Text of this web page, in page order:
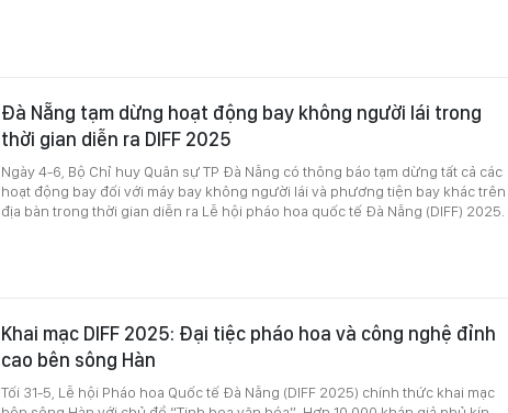
Đà Nẵng tạm dừng hoạt động bay không người lái trong
thời gian diễn ra DIFF 2025
Ngày 4-6, Bộ Chỉ huy Quân sự TP Đà Nẵng có thông báo tạm dừng tất cả các
hoạt động bay đối với máy bay không người lái và phương tiện bay khác trên
địa bàn trong thời gian diễn ra Lễ hội pháo hoa quốc tế Đà Nẵng (DIFF) 2025.
Khai mạc DIFF 2025: Đại tiệc pháo hoa và công nghệ đỉnh
cao bên sông Hàn
Tối 31-5, Lễ hội Pháo hoa Quốc tế Đà Nẵng (DIFF 2025) chính thức khai mạc